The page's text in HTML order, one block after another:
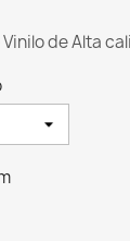
de Alta